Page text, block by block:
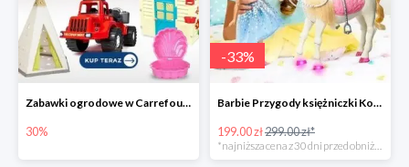
Zabawki ogrodowe w Carrefour do -30%
30%
-33%
Barbie Przygody księżniczki Koń + Lalka -33%
199.00 zł299.00 zł*
*najniższa cena z 30 dni przed obniżką